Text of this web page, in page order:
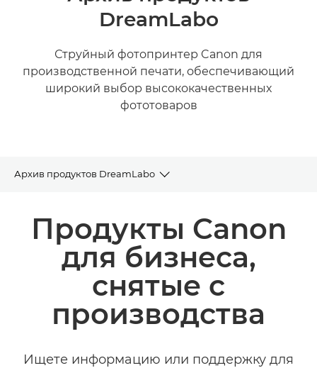
DreamLabo
Струйный фотопринтер Canon для
производственной печати, обеспечивающий
широкий выбор высококачественных
фототоваров
Архив продуктов DreamLabo
Сопутствующие продукты и решения
Продукты Canon
для бизнеса,
снятые с
производства
Ищете информацию или поддержку для